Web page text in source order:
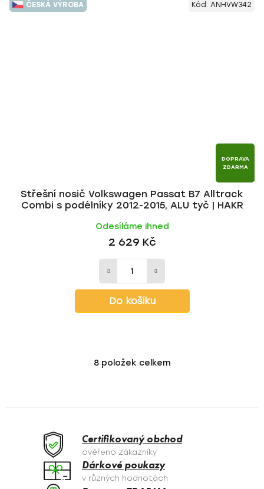
ČESKÁ VÝROBA
DOPRAVA
ZDARMA
Střešní nosič Volkswagen Passat B7 Alltrack
Combi s podélníky 2012-2015, ALU tyč | HAKR
Odesíláme ihned
2 629 Kč
Do košíku
Kód: ANHVW342
O
á
c
í
p
r
8 položek celkem
Certifikovaný obchod
ověřeno zákazníky
Dárkové poukazy
v různých hodnotách